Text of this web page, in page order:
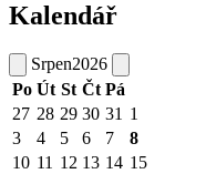
Kalendář
Srpen2026
Po Út St Čt Pá
27 28 29 30 31 1
3
4 5 6 7 8
10 11 12 13 14 15